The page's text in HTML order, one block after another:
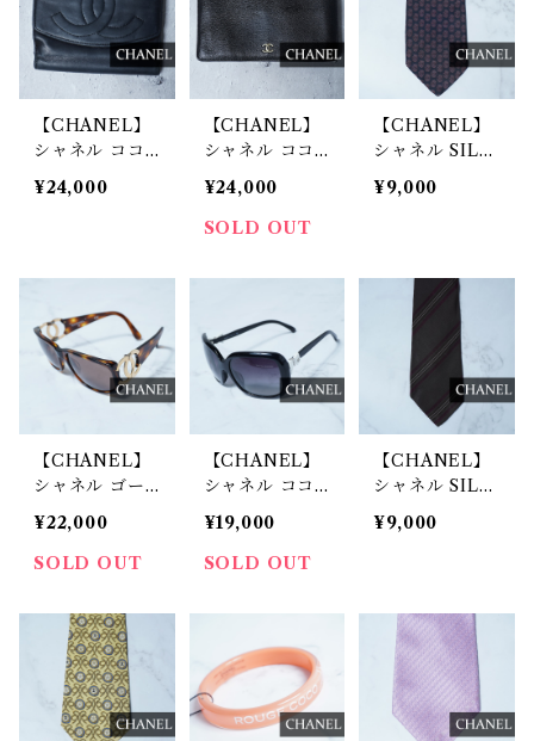
【CHANEL】
シャネル ココ
マークレザーコ
ンパクトウォレ
¥24,000
【CHANEL】
シャネル ココ
マーク レザー
ロングウォレッ
ト black
¥24,000
SOLD OUT
【CHANEL】
シャネル SILK
100％総柄ネク
タイ black&re
¥9,000
【CHANEL】
シャネル ゴー
ルドココマーク
鼈甲フレームサ
ングラス brow
¥22,000
SOLD OUT
【CHANEL】
シャネル ココ
マーク・テンプ
ルリボンサング
ラス black
¥19,000
SOLD OUT
【CHANEL】
シャネル SILK
100%レジメン
タルネクタイ
¥9,000